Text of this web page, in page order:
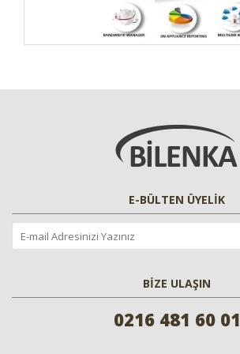
E-BÜLTEN ÜYELİK
BİZE ULAŞIN
0216 481 60 01